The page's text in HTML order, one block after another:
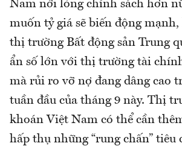
Nam nới lỏng chính sách hơn
muốn tỷ giá sẽ biến động
thị trường Bất động sản Trung
ẩn số lớn với thị trường tài
mà rủi ro vỡ nợ đang dâng cao
tuần đầu của tháng 9 này. Thị
khoán Việt Nam có thể cần
hấp thụ những “rung chấn” tiêu